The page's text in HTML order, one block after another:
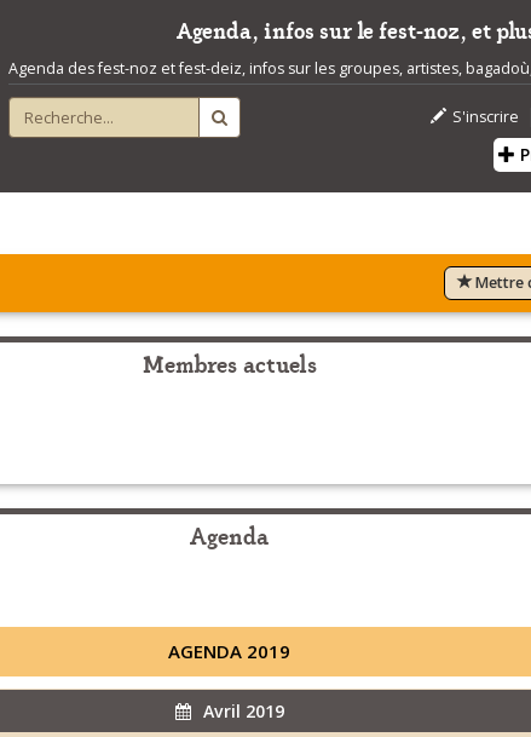
Agenda, infos sur le fest-noz, et
Agenda des fest-noz et fest-deiz, infos sur les groupes, artistes,
S'inscrire
Mettre
Membres actuels
Agenda
AGENDA 2019
Avril 2019